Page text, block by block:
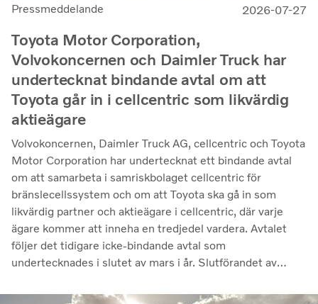
Pressmeddelande 2026-07-27
Toyota Motor Corporation,
Volvokoncernen och Daimler Truck har
undertecknat bindande avtal om att
Toyota går in i cellcentric som likvärdig
aktieägare
Volvokoncernen, Daimler Truck AG, cellcentric och Toyota
Motor Corporation har undertecknat ett bindande avtal
om att samarbeta i samriskbolaget cellcentric för
bränslecellssystem och om att Toyota ska gå in som
likvärdig partner och aktieägare i cellcentric, där varje
ägare kommer att inneha en tredjedel vardera. Avtalet
följer det tidigare icke-bindande avtal som
undertecknades i slutet av mars i år. Slutförandet av
godkännanden erhålls. Genom samarbetet avser parterna